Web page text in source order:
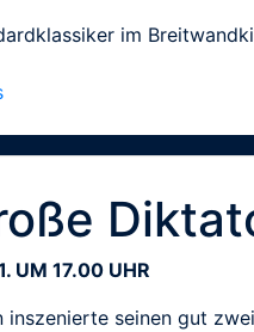
im
UM 17.00 UHR
inszenierte seinen gut